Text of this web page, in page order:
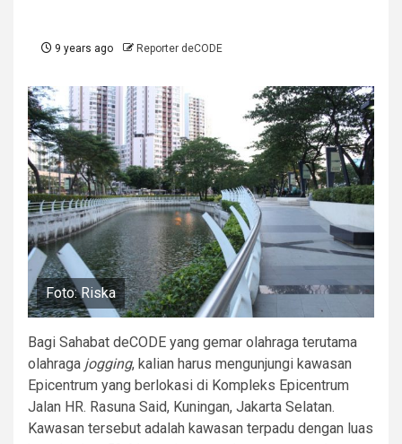
9 years ago Reporter deCODE
Foto: Riska
Bagi Sahabat deCODE yang gemar olahraga terutama
olahraga jogging, kalian harus mengunjungi kawasan
Epicentrum yang berlokasi di Kompleks Epicentrum
Jalan HR. Rasuna Said, Kuningan, Jakarta Selatan.
Kawasan tersebut adalah kawasan terpadu dengan luas